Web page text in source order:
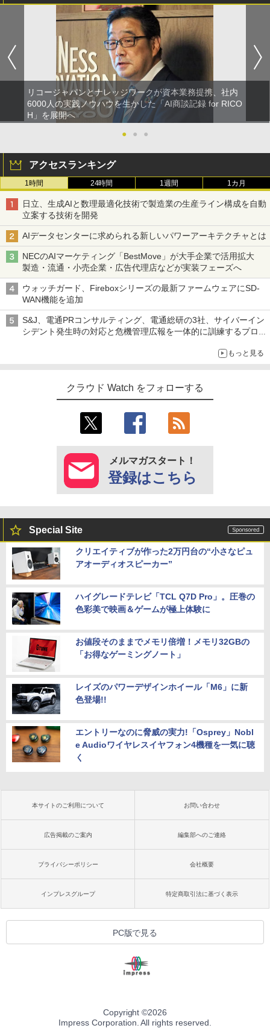
リコージャパンとナレッジワークが資本業務提携、社内
6000人の実践ノウハウを生かした「AI商談記録 for RICO
H」を展開へ
●
● ●
アクセスランキング
1時間 24時間 1週間 1カ月
日立、生成AIと数理最適化技術で製造業の生産ライン構成を自動
立案する技術を開発
AIデータセンターに求められる新しいパワーアーキテクチャとは
NECのAIマーケティング「BestMove」が大手企業で活用拡大
製造・流通・小売企業・広告代理店などが実装フェーズへ
ウォッチガード、Fireboxシリーズの最新ファームウェアにSD-
WAN機能を追加
S&J、電通PRコンサルティング、電通総研の3社、サイバーイン
シデント発生時の対応と危機管理広報を一体的に訓練するプログ
もっと見る
クラウド Watch をフォローする
メルマガスタート！
登録はこちら
Special Site
クリエイティブが作った2万円台の“小さなピュ
アオーディオスピーカー”
ハイグレードテレビ「TCL Q7D Pro」。圧巻の
色彩美で映画＆ゲームが極上体験に
お値段そのままでメモリ倍増！メモリ32GBの
「お得なゲーミングノート」
レイズのパワーデザインホイール「M6」に新
色登場!!
エントリーなのに脅威の実力!「Osprey」Nobl
e Audioワイヤレスイヤフォン4機種を一気に聴
く
本サイトのご利用について お問い合わせ
広告掲載のご案内 編集部へのご連絡
プライバシーポリシー 会社概要
インプレスグループ 特定商取引法に基づく表示
PC版で見る
Copyright ©2026
Impress Corporation. All rights reserved.